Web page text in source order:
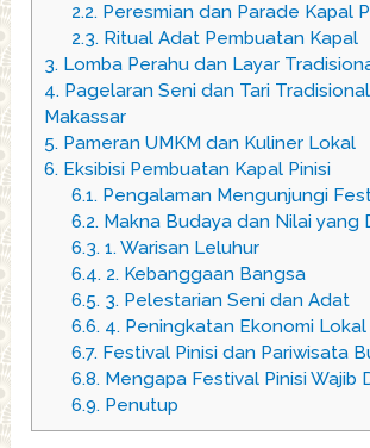
2.2.Peresmian dan Parade Kapal
2.3.Ritual Adat Pembuatan Kapal
3. Lomba Perahu dan Layar
4. Pagelaran Seni dan Tari
Makassar
5. Pameran UMKM dan Kuliner Lokal
6. Eksibisi Pembuatan Kapal Pinisi
6.1.Pengalaman Mengunjungi
6.2.Makna Budaya dan Nilai yang
6.3.1. Warisan Leluhur
6.4.2. Kebanggaan Bangsa
6.5.3. Pelestarian Seni dan Adat
6.6.4. Peningkatan Ekonomi Lokal
6.7.Festival Pinisi dan Pariwisata
6.8.Mengapa Festival Pinisi Wajib
6.9.Penutup